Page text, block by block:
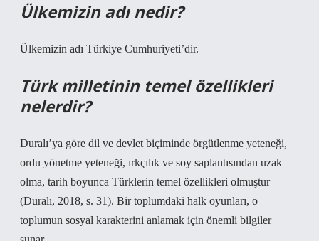
Ülkemizin adı nedir?
Ülkemizin adı Türkiye Cumhuriyeti’dir.
Türk milletinin temel özellikleri
nelerdir?
Duralı’ya göre dil ve devlet biçiminde örgütlenme yeteneği,
ordu yönetme yeteneği, ırkçılık ve soy saplantısından uzak
olma, tarih boyunca Türklerin temel özellikleri olmuştur
(Duralı, 2018, s. 31). Bir toplumdaki halk oyunları, o
toplumun sosyal karakterini anlamak için önemli bilgiler